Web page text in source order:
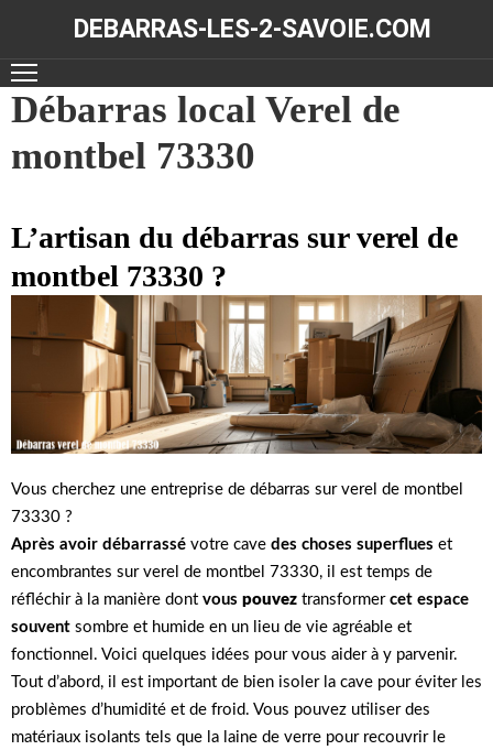
DEBARRAS-LES-2-SAVOIE.COM
ACCUEIL
RÉALISATIONS
CONTACT
Débarras local Verel de
montbel 73330
L’artisan du débarras sur verel de
montbel 73330 ?
Vous cherchez une entreprise de débarras sur verel de montbel
73330 ?
Après avoir débarrassé votre cave des choses superflues et
encombrantes sur verel de montbel 73330, il est temps de
réfléchir à la manière dont vous pouvez transformer cet espace
souvent sombre et humide en un lieu de vie agréable et
fonctionnel. Voici quelques idées pour vous aider à y parvenir.
Tout d’abord, il est important de bien isoler la cave pour éviter les
problèmes d’humidité et de froid. Vous pouvez utiliser des
matériaux isolants tels que la laine de verre pour recouvrir le